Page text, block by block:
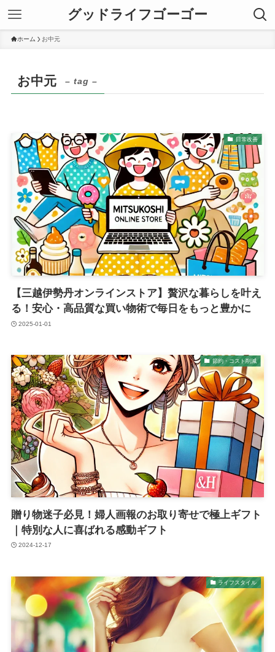
グッドライフゴーゴー
ホーム お中元
お中元 – tag –
日常改善
【三越伊勢丹オンラインストア】贅沢な暮らしを叶え
る！安心・高品質な買い物術で毎日をもっと豊かに
2025-01-01
節約・コスト削減
贈り物迷子必見！婦人画報のお取り寄せで極上ギフト
｜特別な人に喜ばれる感動ギフト
2024-12-17
ライフスタイル